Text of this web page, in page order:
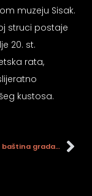
muzeju Sisak.
struci postaje
20. st.
rata,
kustosa.
Industrijska baština grada Siska : karta